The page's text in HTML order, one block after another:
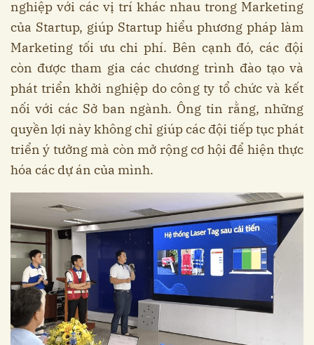
nghiệp với các vị trí khác nhau trong Marketing
của Startup, giúp Startup hiểu phương pháp làm
Marketing tối ưu chi phí. Bên cạnh đó, các đội
còn được tham gia các chương trình đào tạo và
phát triển khởi nghiệp do công ty tổ chức và kết
nối với các Sở ban ngành. Ông tin rằng, những
quyền lợi này không chỉ giúp các đội tiếp tục phát
triển ý tưởng mà còn mở rộng cơ hội để hiện thực
hóa các dự án của mình.